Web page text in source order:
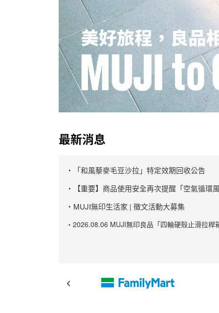
最新消息
・「和風藜麥毛豆沙拉」特定效期回收公告
・【重要】商品使用安全再次提醒「空氣循環
・MUJI無印生活家 | 徵文活動大募集
・2026.08.06 MUJI無印良品「四輪硬殼止滑拉